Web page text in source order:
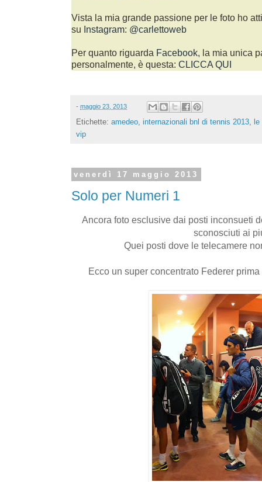
Vista la mia grande passione per le foto ho
su Instagram: @carlettoweb
Per quanto riguarda Facebook, la mia unica
personalmente, è questa: CLICCA QUI
- maggio 23, 2013
Etichette: amedeo, internazionali bnl di tennis 2013,
vip
venerdì 17 maggio 2013
Solo per Numeri 1
Ancora foto esclusive dai posti inconsueti
sconosciuti ai
Quei posti dove le telecamere
Ecco un super concentrato Federer